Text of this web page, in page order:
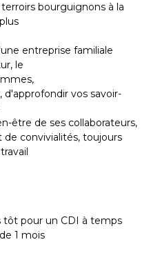
bourguignons à la
entreprise familiale
le
vos savoir-
être de ses collaborateurs,
convivialités, toujours
tôt pour un CDI à temps
1 mois